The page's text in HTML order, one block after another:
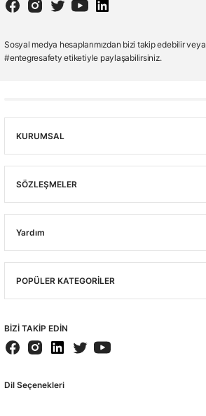
Sosyal medya hesaplarımızdan bizi takip edebilir veya
#entegresafety etiketiyle paylaşabilirsiniz.
KURUMSAL
SÖZLEŞMELER
Yardım
POPÜLER KATEGORİLER
BİZİ TAKİP EDİN
Dil Seçenekleri